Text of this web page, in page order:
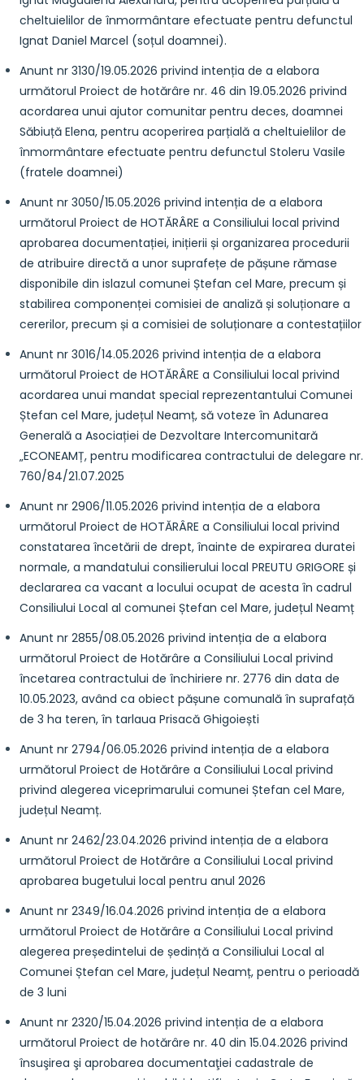
cheltuielilor de înmormântare efectuate pentru defunctul
Ignat Daniel Marcel (soțul doamnei).
Anunt nr 3130/19.05.2026 privind intenția de a elabora
următorul Proiect de hotărâre nr. 46 din 19.05.2026 privind
acordarea unui ajutor comunitar pentru deces, doamnei
Săbiuță Elena, pentru acoperirea parțială a cheltuielilor de
înmormântare efectuate pentru defunctul Stoleru Vasile
(fratele doamnei)
Anunt nr 3050/15.05.2026 privind intenția de a elabora
următorul Proiect de HOTĂRÂRE a Consiliului local privind
aprobarea documentației, inițierii și organizarea procedurii
de atribuire directă a unor suprafețe de pășune rămase
disponibile din islazul comunei Ștefan cel Mare, precum și
stabilirea componenței comisiei de analiză și soluționare a
cererilor, precum și a comisiei de soluționare a contestațiilor
Anunt nr 3016/14.05.2026 privind intenția de a elabora
următorul Proiect de HOTĂRÂRE a Consiliului local privind
acordarea unui mandat special reprezentantului Comunei
Ștefan cel Mare, județul Neamț, să voteze în Adunarea
Generală a Asociației de Dezvoltare Intercomunitară
„ECONEAMȚ, pentru modificarea contractului de delegare nr.
760/84/21.07.2025
Anunt nr 2906/11.05.2026 privind intenția de a elabora
următorul Proiect de HOTĂRÂRE a Consiliului local privind
constatarea încetării de drept, înainte de expirarea duratei
normale, a mandatului consilierului local PREUTU GRIGORE și
declararea ca vacant a locului ocupat de acesta în cadrul
Consiliului Local al comunei Ștefan cel Mare, județul Neamț
Anunt nr 2855/08.05.2026 privind intenția de a elabora
următorul Proiect de Hotărâre a Consiliului Local privind
încetarea contractului de închiriere nr. 2776 din data de
10.05.2023, având ca obiect pășune comunală în suprafață
de 3 ha teren, în tarlaua Prisacă Ghigoiești
Anunt nr 2794/06.05.2026 privind intenția de a elabora
următorul Proiect de Hotărâre a Consiliului Local privind
privind alegerea viceprimarului comunei Ștefan cel Mare,
județul Neamț.
Anunt nr 2462/23.04.2026 privind intenția de a elabora
următorul Proiect de Hotărâre a Consiliului Local privind
aprobarea bugetului local pentru anul 2026
Anunt nr 2349/16.04.2026 privind intenția de a elabora
următorul Proiect de Hotărâre a Consiliului Local privind
alegerea președintelui de ședință a Consiliului Local al
Comunei Ștefan cel Mare, județul Neamț, pentru o perioadă
de 3 luni
Anunt nr 2320/15.04.2026 privind intenția de a elabora
următorul Proiect de hotărâre nr. 40 din 15.04.2026 privind
însuşirea şi aprobarea documentaţiei cadastrale de